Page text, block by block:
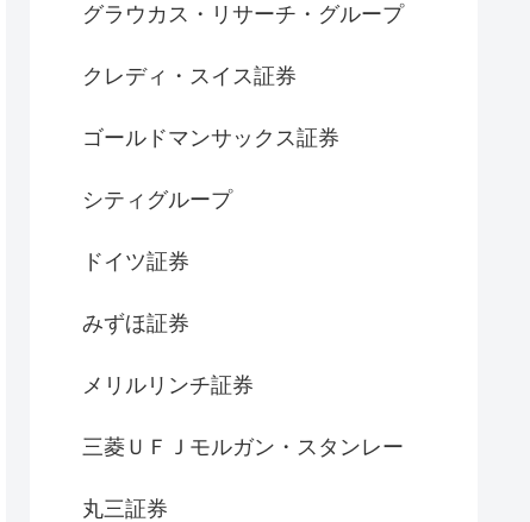
グラウカス・リサーチ・グループ
クレディ・スイス証券
ゴールドマンサックス証券
シティグループ
ドイツ証券
みずほ証券
メリルリンチ証券
三菱ＵＦＪモルガン・スタンレー
丸三証券